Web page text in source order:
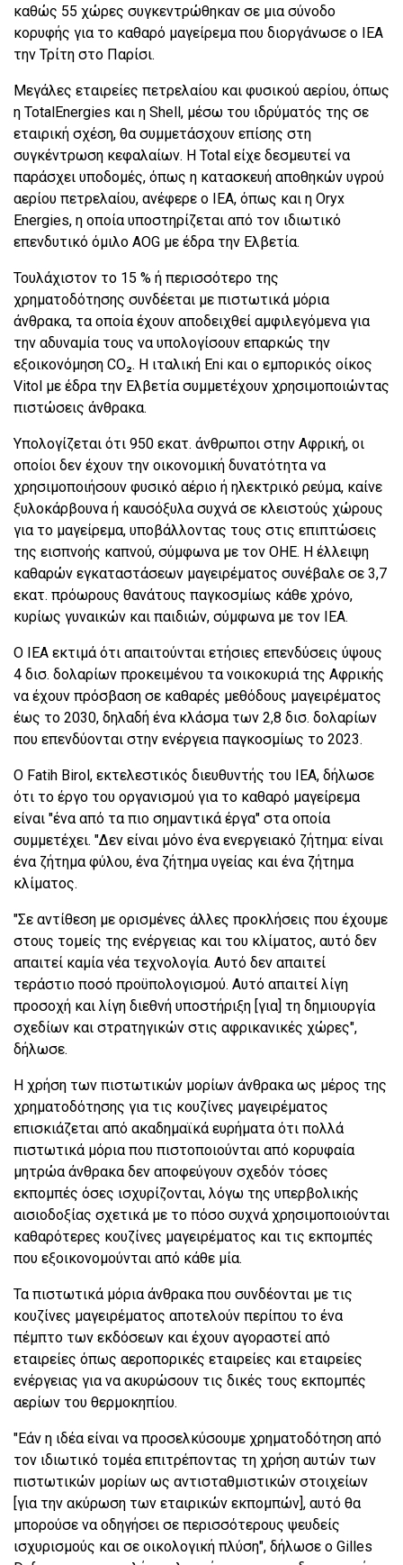
καθώς 55 χώρες συγκεντρώθηκαν σε μια σύνοδο
κορυφής για το καθαρό μαγείρεμα που διοργάνωσε ο ΙΕΑ
την Τρίτη στο Παρίσι.
Μεγάλες εταιρείες πετρελαίου και φυσικού αερίου, όπως
η TotalEnergies και η Shell, μέσω του ιδρύματός της σε
εταιρική σχέση, θα συμμετάσχουν επίσης στη
συγκέντρωση κεφαλαίων. Η Total είχε δεσμευτεί να
παράσχει υποδομές, όπως η κατασκευή αποθηκών υγρού
αερίου πετρελαίου, ανέφερε ο ΙΕΑ, όπως και η Oryx
Energies, η οποία υποστηρίζεται από τον ιδιωτικό
επενδυτικό όμιλο AOG με έδρα την Ελβετία.
Τουλάχιστον το 15 % ή περισσότερο της
χρηματοδότησης συνδέεται με πιστωτικά μόρια
άνθρακα, τα οποία έχουν αποδειχθεί αμφιλεγόμενα για
την αδυναμία τους να υπολογίσουν επαρκώς την
εξοικονόμηση CO₂. Η ιταλική Eni και ο εμπορικός οίκος
Vitol με έδρα την Ελβετία συμμετέχουν χρησιμοποιώντας
πιστώσεις άνθρακα.
Υπολογίζεται ότι 950 εκατ. άνθρωποι στην Αφρική, οι
οποίοι δεν έχουν την οικονομική δυνατότητα να
χρησιμοποιήσουν φυσικό αέριο ή ηλεκτρικό ρεύμα, καίνε
ξυλοκάρβουνα ή καυσόξυλα συχνά σε κλειστούς χώρους
για το μαγείρεμα, υποβάλλοντας τους στις επιπτώσεις
της εισπνοής καπνού, σύμφωνα με τον ΟΗΕ. Η έλλειψη
καθαρών εγκαταστάσεων μαγειρέματος συνέβαλε σε 3,7
εκατ. πρόωρους θανάτους παγκοσμίως κάθε χρόνο,
κυρίως γυναικών και παιδιών, σύμφωνα με τον ΙΕΑ.
Ο ΙΕΑ εκτιμά ότι απαιτούνται ετήσιες επενδύσεις ύψους
4 δισ. δολαρίων προκειμένου τα νοικοκυριά της Αφρικής
να έχουν πρόσβαση σε καθαρές μεθόδους μαγειρέματος
έως το 2030, δηλαδή ένα κλάσμα των 2,8 δισ. δολαρίων
που επενδύονται στην ενέργεια παγκοσμίως το 2023.
Ο Fatih Birol, εκτελεστικός διευθυντής του ΙΕΑ, δήλωσε
ότι το έργο του οργανισμού για το καθαρό μαγείρεμα
είναι "ένα από τα πιο σημαντικά έργα" στα οποία
συμμετέχει. "Δεν είναι μόνο ένα ενεργειακό ζήτημα: είναι
ένα ζήτημα φύλου, ένα ζήτημα υγείας και ένα ζήτημα
κλίματος.
"Σε αντίθεση με ορισμένες άλλες προκλήσεις που έχουμε
στους τομείς της ενέργειας και του κλίματος, αυτό δεν
απαιτεί καμία νέα τεχνολογία. Αυτό δεν απαιτεί
τεράστιο ποσό προϋπολογισμού. Αυτό απαιτεί λίγη
προσοχή και λίγη διεθνή υποστήριξη [για] τη δημιουργία
σχεδίων και στρατηγικών στις αφρικανικές χώρες",
δήλωσε.
Η χρήση των πιστωτικών μορίων άνθρακα ως μέρος της
χρηματοδότησης για τις κουζίνες μαγειρέματος
επισκιάζεται από ακαδημαϊκά ευρήματα ότι πολλά
πιστωτικά μόρια που πιστοποιούνται από κορυφαία
μητρώα άνθρακα δεν αποφεύγουν σχεδόν τόσες
εκπομπές όσες ισχυρίζονται, λόγω της υπερβολικής
αισιοδοξίας σχετικά με το πόσο συχνά χρησιμοποιούνται
καθαρότερες κουζίνες μαγειρέματος και τις εκπομπές
που εξοικονομούνται από κάθε μία.
Τα πιστωτικά μόρια άνθρακα που συνδέονται με τις
κουζίνες μαγειρέματος αποτελούν περίπου το ένα
πέμπτο των εκδόσεων και έχουν αγοραστεί από
εταιρείες όπως αεροπορικές εταιρείες και εταιρείες
ενέργειας για να ακυρώσουν τις δικές τους εκπομπές
αερίων του θερμοκηπίου.
"Εάν η ιδέα είναι να προσελκύσουμε χρηματοδότηση από
τον ιδιωτικό τομέα επιτρέποντας τη χρήση αυτών των
πιστωτικών μορίων ως αντισταθμιστικών στοιχείων
[για την ακύρωση των εταιρικών εκπομπών], αυτό θα
μπορούσε να οδηγήσει σε περισσότερους ψευδείς
ισχυρισμούς και σε οικολογική πλύση", δήλωσε ο Gilles